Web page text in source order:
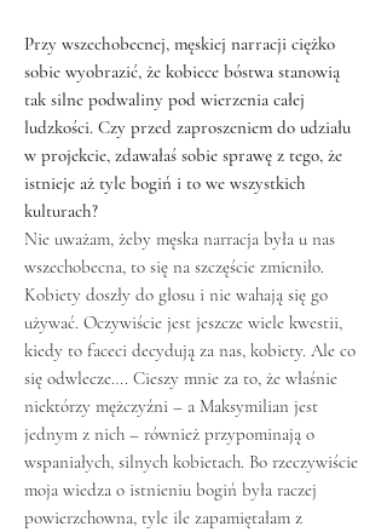
Przy wszechobecnej, męskiej narracji ciężko
sobie wyobrazić, że kobiece bóstwa stanowią
tak silne podwaliny pod wierzenia całej
ludzkości. Czy przed zaproszeniem do udziału
w projekcie, zdawałaś sobie sprawę z tego, że
istnieje aż tyle bogiń i to we wszystkich
kulturach?
Nie uważam, żeby męska narracja była u nas
wszechobecna, to się na szczęście zmieniło.
Kobiety doszły do głosu i nie wahają się go
używać. Oczywiście jest jeszcze wiele kwestii,
kiedy to faceci decydują za nas, kobiety. Ale co
się odwlecze…. Cieszy mnie za to, że właśnie
niektórzy mężczyźni – a Maksymilian jest
jednym z nich – również przypominają o
wspaniałych, silnych kobietach. Bo rzeczywiście
moja wiedza o istnieniu bogiń była raczej
powierzchowna, tyle ile zapamiętałam z